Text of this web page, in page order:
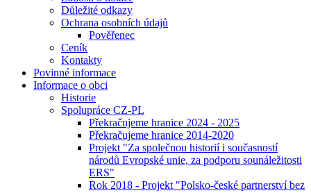
Důležité odkazy
Ochrana osobních údajů
Pověřenec
Ceník
Kontakty
Povinné informace
Informace o obci
Historie
Spolupráce CZ-PL
Překračujeme hranice 2024 - 2025
Překračujeme hranice 2014-2020
Projekt "Za společnou historií i současností
národů Evropské unie, za podporu sounáležitosti
ERS"
Rok 2018 - Projekt "Polsko-české partnerství bez